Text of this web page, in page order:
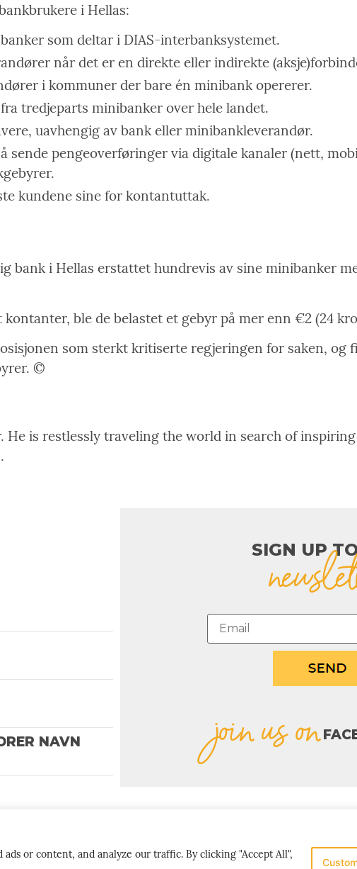
or content, and analyze our traffic. By clicking "Accept All",
i Hellas:
som deltar i DIAS-interbanksystemet.
når det er en direkte eller indirekte
i kommuner der bare én minibank opererer.
tredjeparts minibanker over hele landet.
uavhengig av bank eller minibankleverandør.
sende pengeoverføringer via digitale kanaler (nett,
kundene sine for kontantuttak.
bank i Hellas erstattet hundrevis av sine minibanker
ble de belastet et gebyr på mer enn €2 (24
som sterkt kritiserte regjeringen for saken, og
©
He is restlessly traveling the world in search of
NAVN
SIGN UP
join us on
MOST